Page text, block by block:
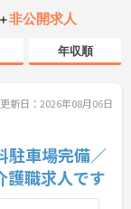
非公開求人
年収順
更新日：2026年08月06日
駐車場完備／
護職求人です